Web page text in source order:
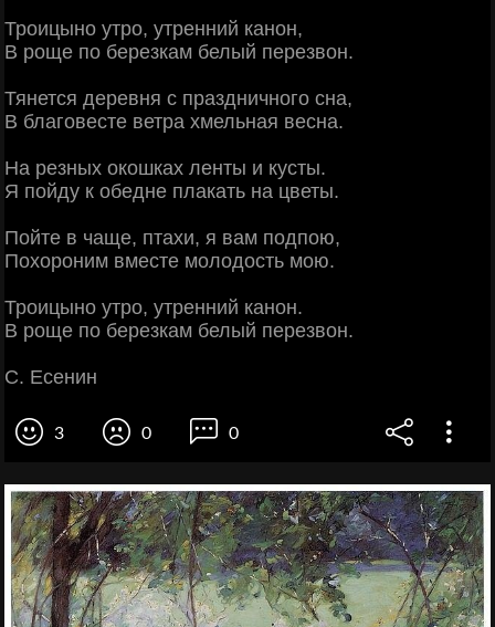
Троицыно утро, утренний канон,
В роще по березкам белый перезвон.
Тянется деревня с праздничного сна,
В благовесте ветра хмельная весна.
На резных окошках ленты и кусты.
Я пойду к обедне плакать на цветы.
Пойте в чаще, птахи, я вам подпою,
Похороним вместе молодость мою.
Троицыно утро, утренний канон.
В роще по березкам белый перезвон.
С. Есенин
3 0 0